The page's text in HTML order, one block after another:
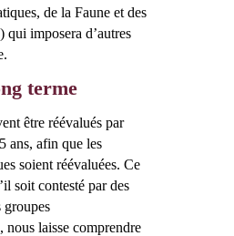
de la Faune et des
imposera d’autres
terme
être réévalués par
ans, afin que les
soient réévaluées. Ce
soit contesté par des
groupes
nous laisse comprendre